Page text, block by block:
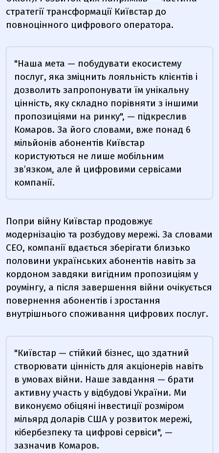
стратегії трансформації Київстар до
повноцінного цифрового оператора.
"Наша мета — побудувати екосистему
послуг, яка зміцнить лояльність клієнтів і
дозволить запропонувати їм унікальну
цінність, яку складно порівняти з іншими
пропозиціями на ринку", — підкреслив
Комаров. За його словами, вже понад 6
мільйонів абонентів Київстар
користуються не лише мобільним
зв’язком, але й цифровими сервісами
компанії.
Попри війну Київстар продовжує
модернізацію та розбудову мережі. За словами
СЕО, компанії вдається зберігати близько
половини українських абонентів навіть за
кордоном завдяки вигідним пропозиціям у
роумінгу, а після завершення війни очікується
повернення абонентів і зростання
внутрішнього споживання цифрових послуг.
"Київстар — стійкий бізнес, що здатний
створювати цінність для акціонерів навіть
в умовах війни. Наше завдання — брати
активну участь у відбудові України. Ми
виконуємо обіцяні інвестиції розміром
мільярд доларів США у розвиток мережі,
кібербезпеку та цифрові сервіси", —
зазначив Комаров.